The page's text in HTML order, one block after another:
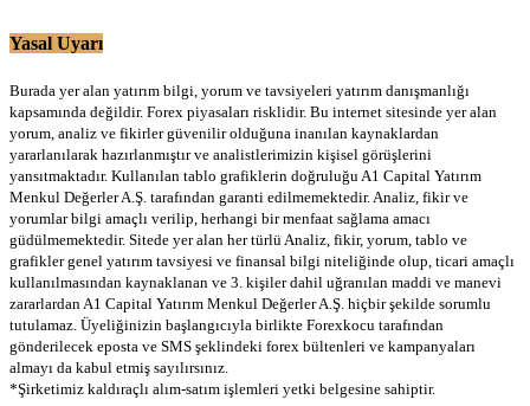
Yasal Uyarı
Burada yer alan yatırım bilgi, yorum ve tavsiyeleri yatırım danışmanlığı
kapsamında değildir. Forex piyasaları risklidir. Bu internet sitesinde yer alan
yorum, analiz ve fikirler güvenilir olduğuna inanılan kaynaklardan
yararlanılarak hazırlanmıştır ve analistlerimizin kişisel görüşlerini
yansıtmaktadır. Kullanılan tablo grafiklerin doğruluğu A1 Capital Yatırım
Menkul Değerler A.Ş. tarafından garanti edilmemektedir. Analiz, fikir ve
yorumlar bilgi amaçlı verilip, herhangi bir menfaat sağlama amacı
güdülmemektedir. Sitede yer alan her türlü Analiz, fikir, yorum, tablo ve
grafikler genel yatırım tavsiyesi ve finansal bilgi niteliğinde olup, ticari amaçlı
kullanılmasından kaynaklanan ve 3. kişiler dahil uğranılan maddi ve manevi
zararlardan A1 Capital Yatırım Menkul Değerler A.Ş. hiçbir şekilde sorumlu
tutulamaz. Üyeliğinizin başlangıcıyla birlikte Forexkocu tarafından
gönderilecek eposta ve SMS şeklindeki forex bültenleri ve kampanyaları
almayı da kabul etmiş sayılırsınız.
*Şirketimiz kaldıraçlı alım-satım işlemleri yetki belgesine sahiptir.